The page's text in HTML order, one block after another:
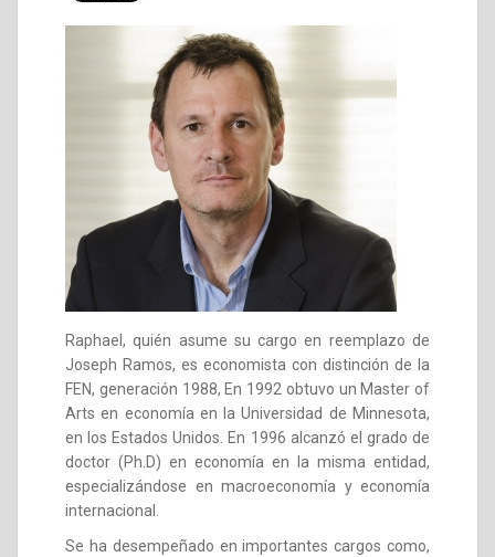
Raphael, quién asume su cargo en reemplazo de
Joseph Ramos, es economista con distinción de la
FEN, generación 1988, En 1992 obtuvo un Master of
Arts en economía en la Universidad de Minnesota,
en los Estados Unidos. En 1996 alcanzó el grado de
doctor (Ph.D) en economía en la misma entidad,
especializándose en macroeconomía y economía
internacional.
Se ha desempeñado en importantes cargos como,